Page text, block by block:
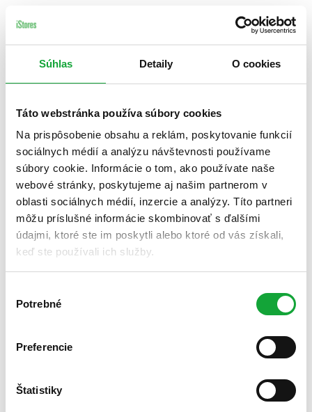
Súhlas Detaily O cookies
Táto webstránka používa súbory cookies
Na prispôsobenie obsahu a reklám, poskytovanie funkcií
sociálnych médií a analýzu návštevnosti používame
súbory cookie. Informácie o tom, ako používate naše
webové stránky, poskytujeme aj našim partnerom v
oblasti sociálnych médií, inzercie a analýzy. Títo partneri
môžu príslušné informácie skombinovať s ďalšími
údajmi, ktoré ste im poskytli alebo ktoré od vás získali,
keď ste používali ich služby.
súhlasu
Potrebné
Preferencie
Štatistiky